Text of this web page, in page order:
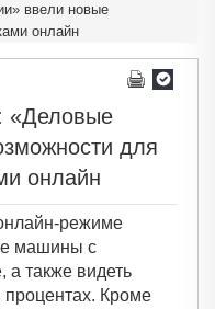
ввели новые
онлайн
«Деловые
для
онлайн
режиме
машины с
а также видеть
процентах. Кроме